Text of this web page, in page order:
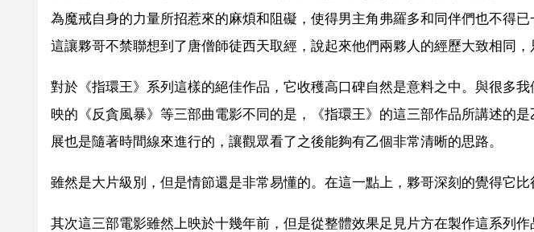
為魔戒自身的力量所招惹來的麻煩和阻礙，使得男主角弗羅多和同伴們也不得已
這讓夥哥不禁聯想到了唐僧師徒西天取經，說起來他們兩夥人的經歷大致相同，
對於《指環王》系列這樣的絕佳作品，它收穫高口碑自然是意料之中。與很多
映的《反貪風暴》等三部曲電影不同的是，《指環王》的這三部作品所講述的
展也是隨著時間線來進行的，讓觀眾看了之後能夠有乙個非常清晰的思路。
雖然是大片級別，但是情節還是非常易懂的。在這一點上，夥哥深刻的覺得它比
其次這三部電影雖然上映於十幾年前，但是從整體效果足見片方在製作這系列